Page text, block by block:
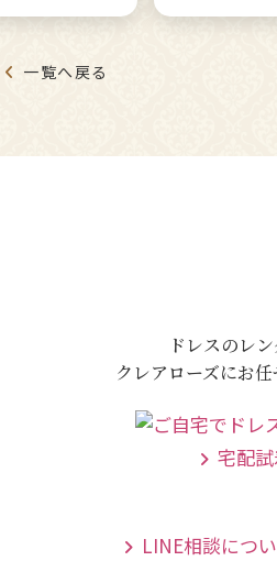
一覧へ戻る
ドレスのレ
クレアローズにお任
宅配
LINE相談につ